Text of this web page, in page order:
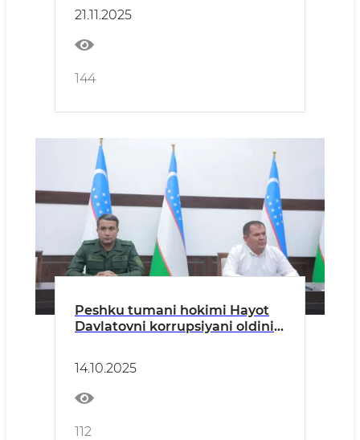
21.11.2025
144
Peshku tumani hokimi Hayot
Davlatovni korrupsiyani oldini
ishlar yuzasidan murojaati
14.10.2025
112